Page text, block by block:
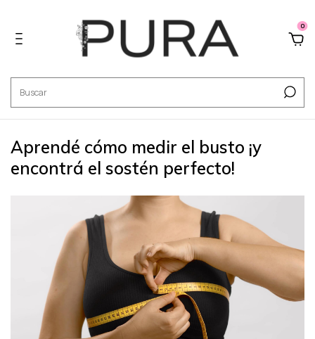
0
Aprendé cómo medir el busto ¡y
encontrá el sostén perfecto!